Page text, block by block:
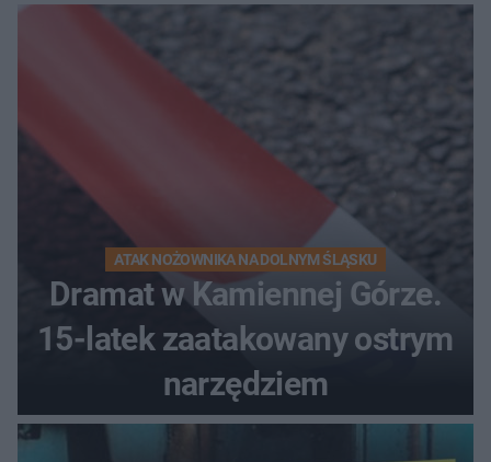
kierunek na urlop!
ATAK NOŻOWNIKA NA DOLNYM ŚLĄSKU
Dramat w Kamiennej Górze.
15-latek zaatakowany ostrym
narzędziem